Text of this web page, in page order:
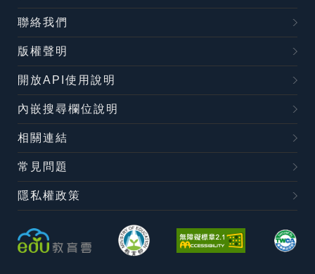
聯絡我們
版權聲明
開放API使用說明
內嵌搜尋欄位說明
相關連結
常見問題
隱私權政策